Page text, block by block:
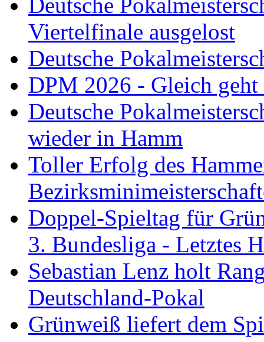
Deutsche
Viertelfinale ausgelost
Deutsche
DPM 2026 - Gleich geht
Deutsche
wieder in Hamm
Toller Erfolg des
Doppel-Spieltag für
3. Bundesliga - Letztes
Sebastian Lenz holt
Deutschland-Pokal
Grünweiß liefert dem